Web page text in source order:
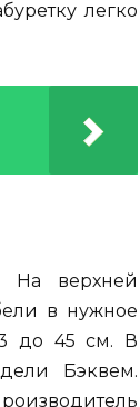
легко
На верхней
в нужное
до 45 см. В
Бэквем.